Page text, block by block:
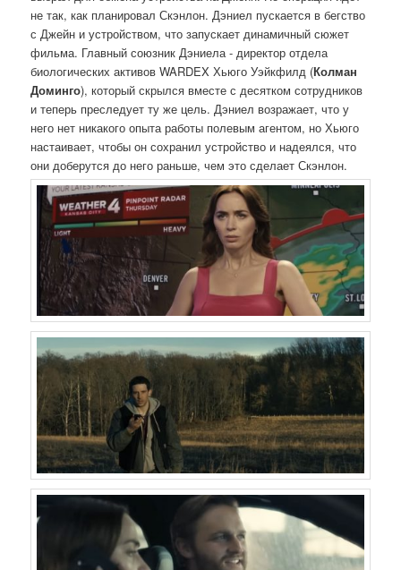
не так, как планировал Скэнлон. Дэниел пускается в бегство
с Джейн и устройством, что запускает динамичный сюжет
фильма. Главный союзник Дэниела - директор отдела
биологических активов WARDEX Хьюго Уэйкфилд (Колман
Доминго), который скрылся вместе с десятком сотрудников
и теперь преследует ту же цель. Дэниел возражает, что у
него нет никакого опыта работы полевым агентом, но Хьюго
настаивает, чтобы он сохранил устройство и надеялся, что
они доберутся до него раньше, чем это сделает Скэнлон.